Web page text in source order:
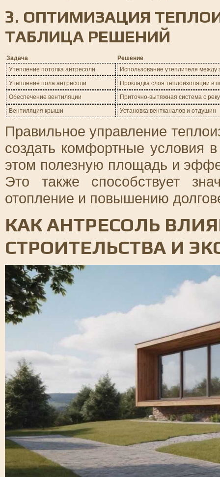
3. ОПТИМИЗАЦИЯ
ТАБЛИЦА РЕШЕНИЙ
Задача
Решение
Утепление потолка антресоли
Использование утеплителя между
Утепление пола антресоли
Прокладка слоя теплоизоляции в
Обеспечение вентиляции
Приточно-вытяжная система с
Вентиляция крыши
Установка вентканалов и отдушин
Правильное управление
создать комфортные условия
этом полезную площадь и
Это также способствует
отопление и повышению
КАК АНТРЕСОЛЬ
СТРОИТЕЛЬСТВА И